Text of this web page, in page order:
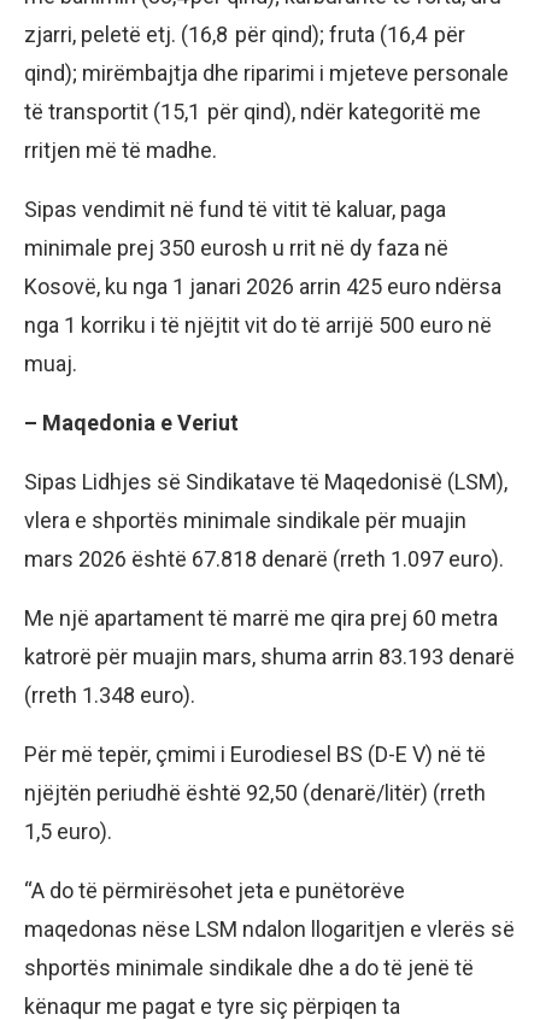
zjarri, peletë etj. (16,8 për qind); fruta (16,4 për
qind); mirëmbajtja dhe riparimi i mjeteve personale
të transportit (15,1 për qind), ndër kategoritë me
rritjen më të madhe.
Sipas vendimit në fund të vitit të kaluar, paga
minimale prej 350 eurosh u rrit në dy faza në
Kosovë, ku nga 1 janari 2026 arrin 425 euro ndërsa
nga 1 korriku i të njëjtit vit do të arrijë 500 euro në
muaj.
– Maqedonia e Veriut
Sipas Lidhjes së Sindikatave të Maqedonisë (LSM),
vlera e shportës minimale sindikale për muajin
mars 2026 është 67.818 denarë (rreth 1.097 euro).
Me një apartament të marrë me qira prej 60 metra
katrorë për muajin mars, shuma arrin 83.193 denarë
(rreth 1.348 euro).
Për më tepër, çmimi i Eurodiesel BS (D-E V) në të
njëjtën periudhë është 92,50 (denarë/litër) (rreth
1,5 euro).
“A do të përmirësohet jeta e punëtorëve
maqedonas nëse LSM ndalon llogaritjen e vlerës së
shportës minimale sindikale dhe a do të jenë të
kënaqur me pagat e tyre siç përpiqen ta